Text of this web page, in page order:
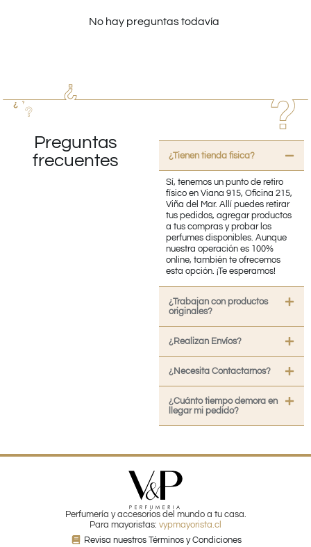
No hay preguntas todavía
Preguntas
frecuentes
¿Tienen tienda fisica?
Sí, tenemos un punto de retiro
físico en Viana 915, Oficina 215,
Viña del Mar. Allí puedes retirar
tus pedidos, agregar productos
a tus compras y probar los
perfumes disponibles. Aunque
nuestra operación es 100%
online, también te ofrecemos
esta opción. ¡Te esperamos!
¿Trabajan con productos
originales?
¿Realizan Envíos?
¿Necesita Contactarnos?
¿Cuánto tiempo demora en
llegar mi pedido?
Perfumería y accesorios del mundo a tu casa.
Para mayoristas: vypmayorista.cl
Revisa nuestros Términos y Condiciones